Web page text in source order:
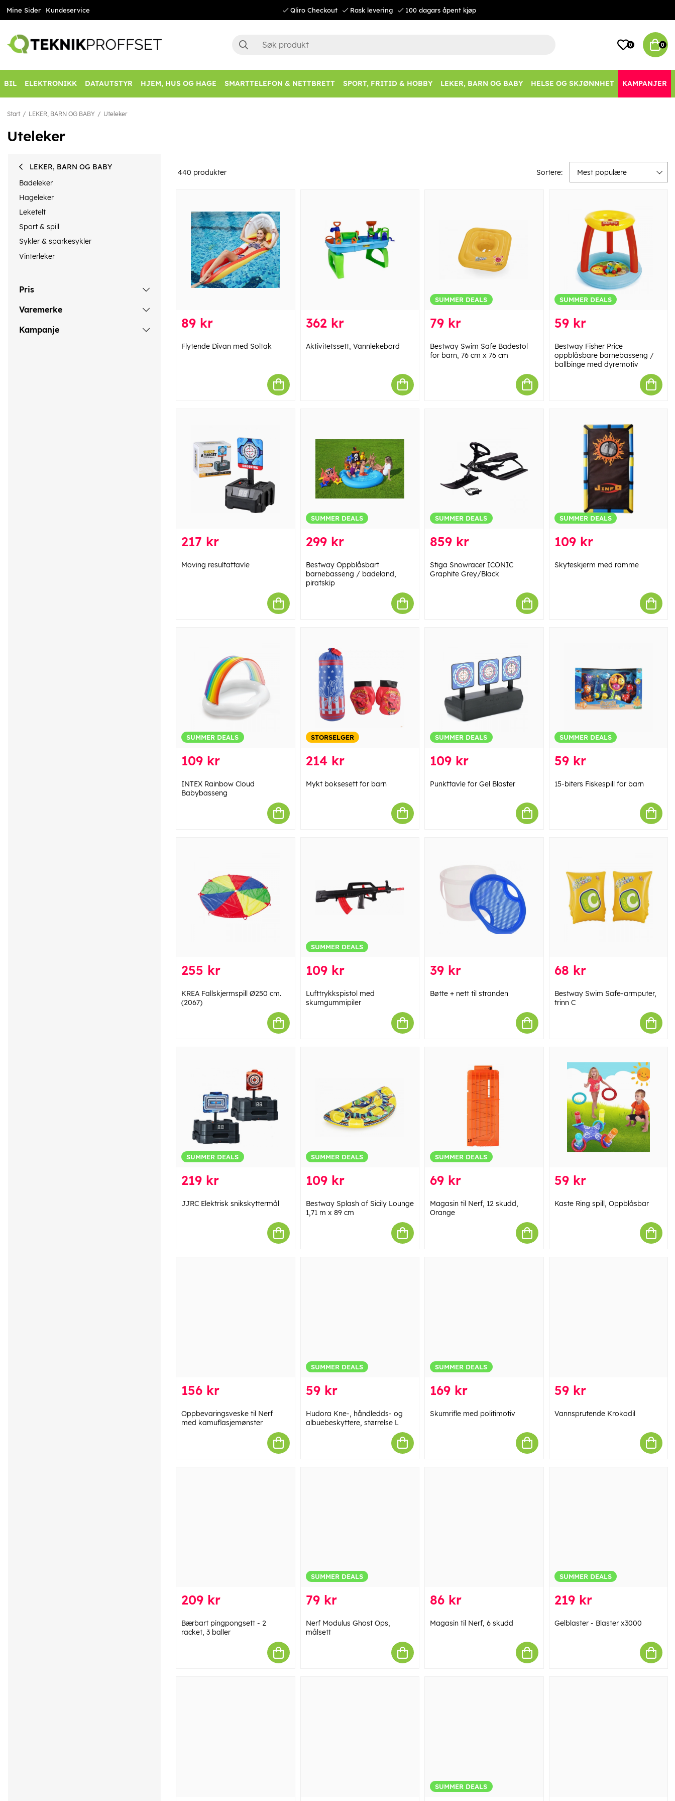
Mine Sider Kundeservice Qliro Checkout Rask levering 100 dagars åpent kjøp
0 0
BIL ELEKTRONIKK DATAUTSTYR HJEM, HUS OG HAGE SMARTTELEFON & NETTBRETT SPORT, FRITID & HOBBY LEKER, BARN OG BABY HELSE OG SKJØNNHET KAMPANJER
Start LEKER, BARN OG BABY Uteleker
Uteleker
LEKER, BARN OG BABY
Badeleker
Hageleker
Leketelt
Sport & spill
Sykler & sparkesykler
Vinterleker
Pris
Varemerke
Kampanje
440 produkter Sortere: Mest populære
89 kr
Flytende Divan med Soltak
362 kr
Aktivitetssett, Vannlekebord
SUMMER DEALS
79 kr
Bestway Swim Safe Badestol
for barn, 76 cm x 76 cm
SUMMER DEALS
59 kr
Bestway Fisher Price
oppblåsbare barnebasseng /
ballbinge med dyremotiv
217 kr
Moving resultattavle
SUMMER DEALS
299 kr
Bestway Oppblåsbart
barnebasseng / badeland,
piratskip
SUMMER DEALS
859 kr
Stiga Snowracer ICONIC
Graphite Grey/Black
SUMMER DEALS
109 kr
Skyteskjerm med ramme
SUMMER DEALS
109 kr
INTEX Rainbow Cloud
Babybasseng
STORSELGER
214 kr
Mykt boksesett for barn
SUMMER DEALS
109 kr
Punkttavle for Gel Blaster
SUMMER DEALS
59 kr
15-biters Fiskespill for barn
255 kr
KREA Fallskjermspill Ø250 cm.
(2067)
SUMMER DEALS
109 kr
Lufttrykkspistol med
skumgummipiler
39 kr
Bøtte + nett til stranden
68 kr
Bestway Swim Safe-armputer,
trinn C
SUMMER DEALS
219 kr
JJRC Elektrisk snikskyttermål
SUMMER DEALS
109 kr
Bestway Splash of Sicily Lounge
1,71 m x 89 cm
SUMMER DEALS
69 kr
Magasin til Nerf, 12 skudd,
Orange
59 kr
Kaste Ring spill, Oppblåsbar
156 kr
Oppbevaringsveske til Nerf
med kamuflasjemønster
SUMMER DEALS
59 kr
Hudora Kne-, håndledds- og
albuebeskyttere, størrelse L
SUMMER DEALS
169 kr
Skumrifle med politimotiv
59 kr
Vannsprutende Krokodil
209 kr
Bærbart pingpongsett - 2
racket, 3 baller
SUMMER DEALS
79 kr
Nerf Modulus Ghost Ops,
målsett
86 kr
Magasin til Nerf, 6 skudd
SUMMER DEALS
219 kr
Gelblaster - Blaster x3000
SUMMER DEALS